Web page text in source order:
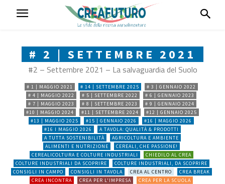
# 2 | SETTEMBRE 2021
#2 – Settembre 2021 – La salvaguardia del Suolo
# 1 | MAGGIO 2021 # 14 | SETTEMBRE 2025
# 3 | GENNAIO 2022
# 4 | MAGGIO 2022
# 5 | SETTEMBRE 2022
# 6 | GENNAIO 2023
# 7 | MAGGIO 2023
# 8 | SETTEMBRE 2023
# 9 | GENNAIO 2024
#10 | MAGGIO 2024
#11 | SETTEMBRE 2024
#12 | GENNAIO 2025
#13 | MAGGIO 2025
#15 | GENNAIO 2026
#16 | MAGGIO 2026
#16 I MAGGIO 2026
A TAVOLA: QUALITÀ & PRODOTTI
A TUTTA SOSTENIBILITÀ
AGRICOLTURA E AMBIENTE
ALIMENTI E NUTRIZIONE
CEREALI, CHE PASSIONE!
CEREALICOLTURA E COLTURE INDUSTRIALI
CHIEDILO AL CREA
COLTURE INDUSTRIALI DA SCOPRIRE
COLTURE INDUSTRIALI, DA SCOPRIRE
CONSIGLI IN CAMPO
CONSIGLI IN TAVOLA CREA AL CENTRO
CREA BREAK
CREA INCONTRA
CREA PER L'IMPRESA
CREA PER LA SCUOLA